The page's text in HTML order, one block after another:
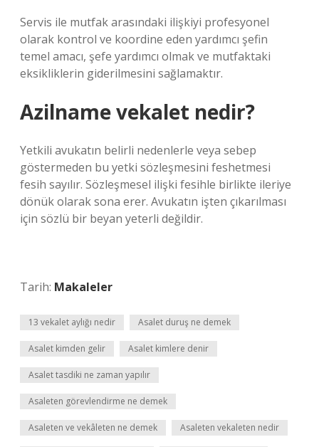
Servis ile mutfak arasındaki ilişkiyi profesyonel
olarak kontrol ve koordine eden yardımcı şefin
temel amacı, şefe yardımcı olmak ve mutfaktaki
eksikliklerin giderilmesini sağlamaktır.
Azilname vekalet nedir?
Yetkili avukatın belirli nedenlerle veya sebep
göstermeden bu yetki sözleşmesini feshetmesi
fesih sayılır. Sözleşmesel ilişki fesihle birlikte ileriye
dönük olarak sona erer. Avukatın işten çıkarılması
için sözlü bir beyan yeterli değildir.
Tarih: Makaleler
13 vekalet aylığı nedir Asalet duruş ne demek
Asalet kimden gelir Asalet kimlere denir
Asalet tasdiki ne zaman yapılır
Asaleten görevlendirme ne demek
Asaleten ve vekâleten ne demek Asaleten vekaleten nedir